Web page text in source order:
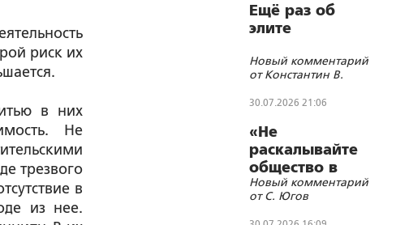
риск их
в них
Не
трезвого
в
из нее.
Ещё раз об
элите
Новый комментарий
от Константин В.
30.07.2026 21:06
«Не
раскалывайте
общество в
угоду врагам»
Новый комментарий
от С. Югов